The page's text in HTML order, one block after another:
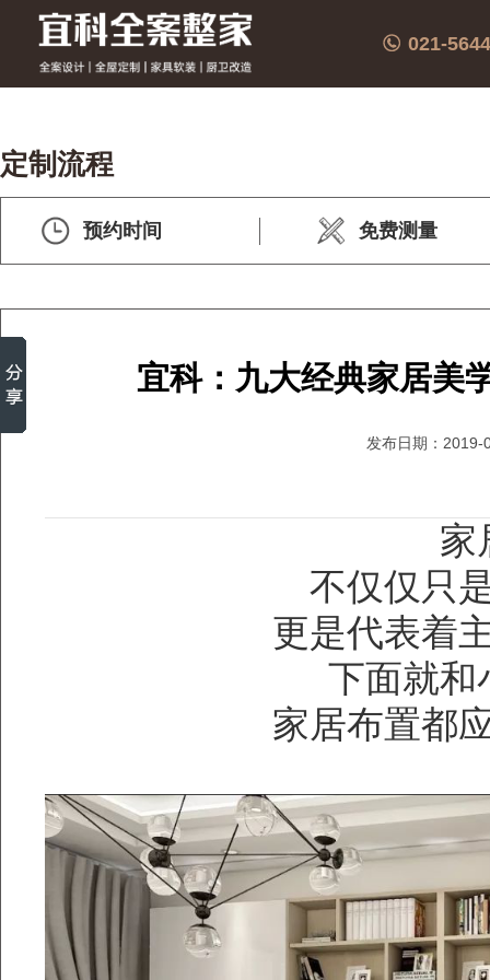
021-
定制流程
预约时间 免费测量
宜科：九大经典家居美
发布日期：2019-
家
不仅仅只
更是代表着
下面就和
家居布置都